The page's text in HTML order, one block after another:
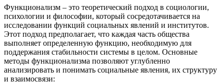
Функционализм – это теоретический подход в социологии,
психологии и философии, который сосредотачивается на
исследовании функций социальных явлений и институтов.
Этот подход предполагает, что каждая часть общества
выполняет определенную функцию, необходимую для
поддержания стабильности системы в целом. Основные
методы функционализма позволяют углубленно
анализировать и понимать социальные явления, их структуру
и взаимосвязи: